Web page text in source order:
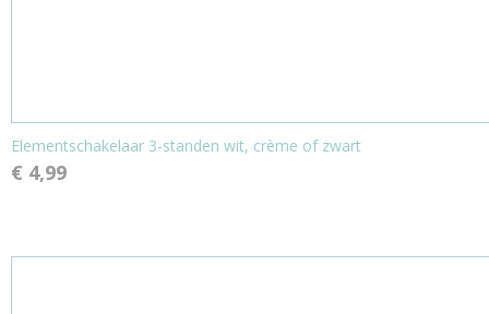
Elementschakelaar 3-standen wit, crème of zwart
€ 4,99